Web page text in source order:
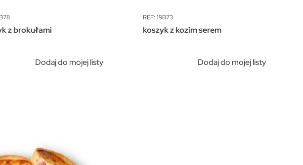
z brokułami
Dodaj do mojej listy
REF: 19B73
koszyk z kozim serem
Dodaj do mojej listy